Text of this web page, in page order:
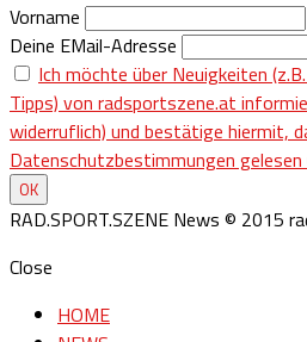
Vorname
Deine EMail-Adresse
Ich möchte über Neuigkeiten
Tipps) von radsportszene.at
widerruflich) und bestätige hiermit,
Datenschutzbestimmungen
RAD.SPORT.SZENE News © 2015
Close
HOME